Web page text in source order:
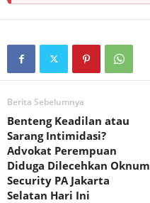
Berita Sebelumnya
Benteng Keadilan atau
Sarang Intimidasi?
Advokat Perempuan
Diduga Dilecehkan Oknum
Security PA Jakarta
Selatan Hari Ini